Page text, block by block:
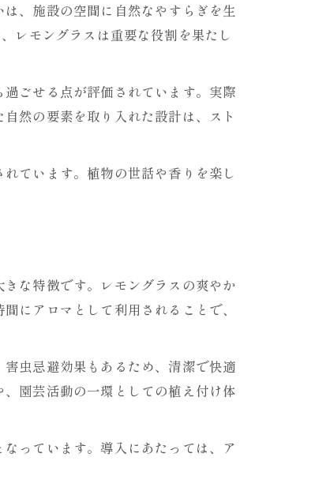
、施設の空間に自然なやすらぎを生
レモングラスは重要な役割を果たし
ごせる点が評価されています。実際
然の要素を取り入れた設計は、スト
ています。植物の世話や香りを楽し
な特徴です。レモングラスの爽やか
にアロマとして利用されることで、
虫忌避効果もあるため、清潔で快適
園芸活動の一環としての植え付け体
っています。導入にあたっては、ア